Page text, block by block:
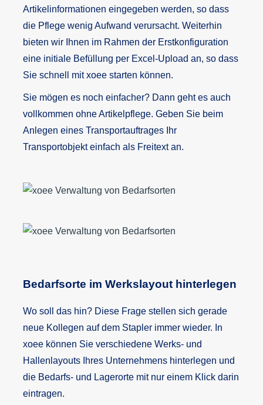
Artikelinformationen eingegeben werden, so dass
die Pflege wenig Aufwand verursacht. Weiterhin
bieten wir Ihnen im Rahmen der Erstkonfiguration
eine initiale Befüllung per Excel-Upload an, so dass
Sie schnell mit xoee starten können.
Sie mögen es noch einfacher? Dann geht es auch
vollkommen ohne Artikelpflege. Geben Sie beim
Anlegen eines Transportauftrages Ihr
Transportobjekt einfach als Freitext an.
Bedarfsorte im Werkslayout hinterlegen
Wo soll das hin? Diese Frage stellen sich gerade
neue Kollegen auf dem Stapler immer wieder. In
xoee können Sie verschiedene Werks- und
Hallenlayouts Ihres Unternehmens hinterlegen und
die Bedarfs- und Lagerorte mit nur einem Klick darin
eintragen.